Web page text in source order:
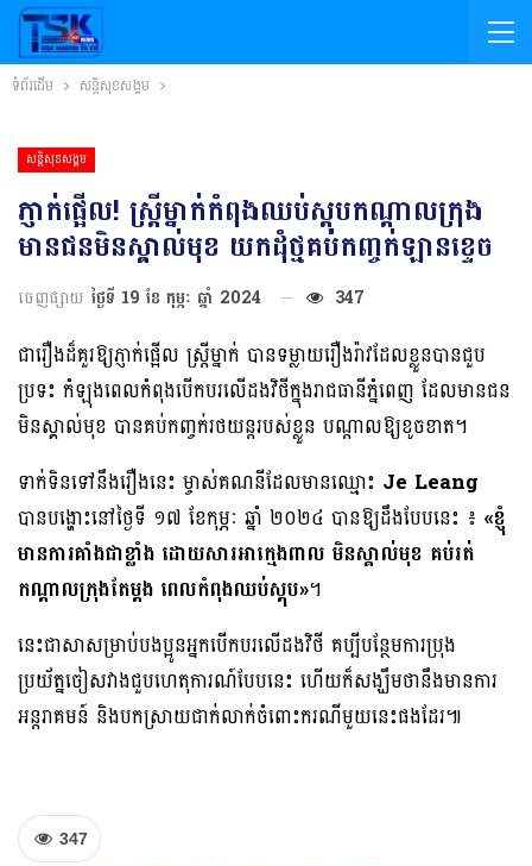
ទំព័រដើម សន្តិសុខសង្គម
សន្តិសុខសង្គម
ភ្ញាក់ផ្អើល! ស្ត្រីម្នាក់កំពុងឈប់ស្តុបកណ្ដាលក្រុង
មានជនមិនស្គាល់មុខ យកដុំថ្មគប់កញ្ចក់ឡានខ្ទេច
ចេញផ្សាយ ថ្ងៃទី 19 ខែ កុម្ភៈ ឆ្នាំ 2024 347
ជារឿងដ៏គួរឱ្យភ្ញាក់ផ្អើល ស្ត្រីម្នាក់ បានទម្លាយរឿងរ៉ាវដែលខ្លួនបានជួប
ប្រទះ កំឡុងពេលកំពុងបើកបរលើដងវិថីក្នុងរាជធានីភ្នំពេញ ដែលមានជន
មិនស្គាល់មុខ បានគប់កញ្ចក់រថយន្តរបស់ខ្លួន បណ្ដាលឱ្យខូចខាត។
ទាក់ទិនទៅនឹងរឿងនេះ ម្ចាស់គណនីដែលមានឈ្មោះ Je Leang
បានបង្ហោះនៅថ្ងៃទី ១៧ ខែកុម្ភៈ ឆ្នាំ ២០២៤ បានឱ្យដឹងបែបនេះ ៖ «ខ្ញុំ
មានការគាំងជាខ្លាំង ដោយសារអាក្មេងពាល មិនស្គាល់មុខ គប់រត់
កណ្តាលក្រុងតែម្តង ពេលកំពុងឈប់ស្តុប»។
នេះជាសាសម្រាប់បងប្អូនអ្នកបើកបរលើដងវិថី គប្បីបន្ថែមការប្រុង
ប្រយ័ត្នចៀសវាងជួបហេតុការណ៍បែបនេះ ហើយក៏សង្ឃឹមថានឹងមានការ
អន្តរាគមន៍ និងបកស្រាយជាក់លាក់ចំពោះករណីមួយនេះផងដែរ៕
347